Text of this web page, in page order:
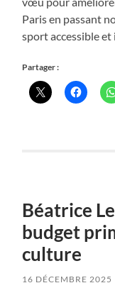
Paris en passant
sport accessible et
Partager :
Béatrice
budget
culture
16 DÉCEMBRE 2025